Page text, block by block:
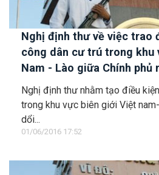
Nghị định thư về việc trao
công dân cư trú trong khu
Nam - Lào giữa Chính phủ
hội chủ nghĩa Việt Nam và
Cộng hòa dân chủ nhân
Nghị định thư nhằm tạo điều
trong khu vực biên giới Việt
dổi...
01/06/2016 17:52